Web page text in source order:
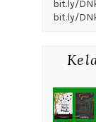
bit.ly/
bit.ly/